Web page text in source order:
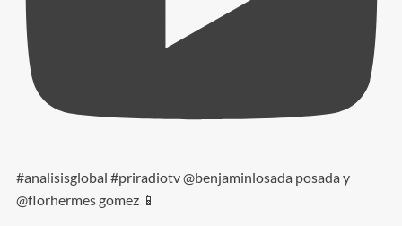
#analisisglobal #priradiotv @benjaminlosada posada y
@florhermes gomez 📱